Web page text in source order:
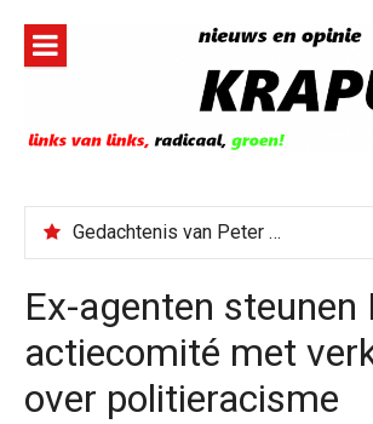
inhoud
Gedachtenis van Peter Faber
Ex-agenten steunen
actiecomité met
over politieracisme